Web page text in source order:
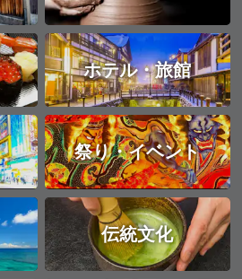
ホテル・旅館
祭り・イベント
伝統文化